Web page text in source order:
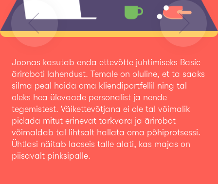
Joonas kasutab enda ettevõtte juhtimiseks Basic
äriroboti lahendust. Temale on oluline, et ta saaks
silma peal hoida oma kliendiportfellil ning tal
oleks hea ülevaade personalist ja nende
tegemistest. Väikettevõtjana ei ole tal võimalik
pidada mitut erinevat tarkvara ja ärirobot
võimaldab tal lihtsalt hallata oma põhiprotsessi.
Ühtlasi näitab laoseis talle alati, kas majas on
piisavalt pinksipalle.
Previous Next